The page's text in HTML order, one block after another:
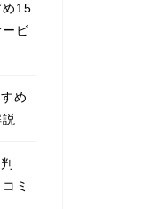
め15
ビ
め
ミ